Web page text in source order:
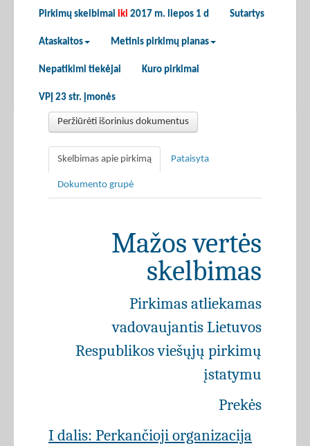
Pirkimų skelbimai iki 2017 m. liepos 1 d Sutartys
Ataskaitos Metinis pirkimų planas
Nepatikimi tiekėjai Kuro pirkimai
VPĮ 23 str. įmonės
Peržiūrėti išorinius dokumentus
Skelbimas apie pirkimą Pataisyta
Dokumento grupė
Mažos vertės
skelbimas
Pirkimas atliekamas
vadovaujantis Lietuvos
Respublikos viešųjų pirkimų
įstatymu
Prekės
I dalis: Perkančioji organizacija